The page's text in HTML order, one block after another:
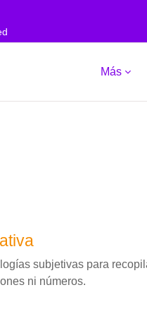
Más
subjetivas para
ni números.